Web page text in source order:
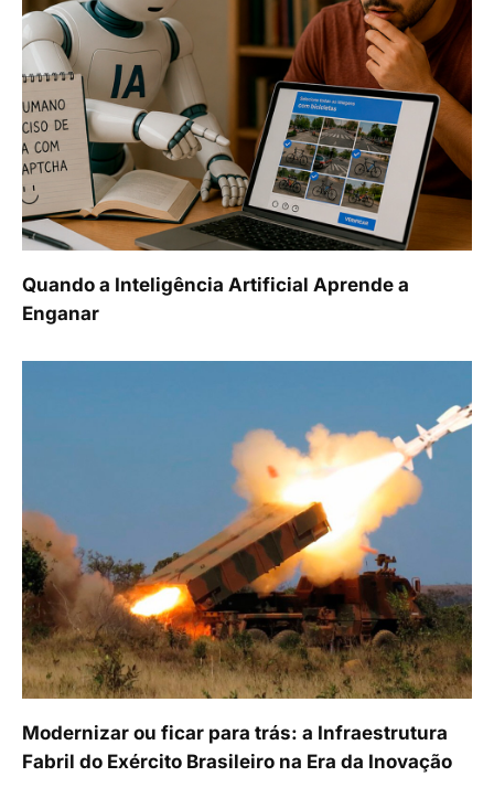
Quando a Inteligência Artificial Aprende a
Enganar
Modernizar ou ficar para trás: a Infraestrutura
Fabril do Exército Brasileiro na Era da Inovação